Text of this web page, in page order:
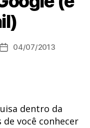
Data04/07/2013
dentro da
você conhecer